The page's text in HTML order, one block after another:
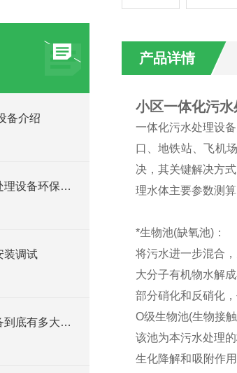
备介绍
一体化养猪场废水处理设备环保局新要求
装调试
实验室废水处理设备到底有多大的本事？
产品详情
小区一体化污
一体化污水处理设
口、地铁站、飞机
决，其关键解决方
理水体主要参数测
*生物池(缺氧池)：
将污水进一步混合
大分子有机物水解
部分硝化和反硝化，
O级生物池(生物接触
该池为本污水处理
生化降解和吸附作